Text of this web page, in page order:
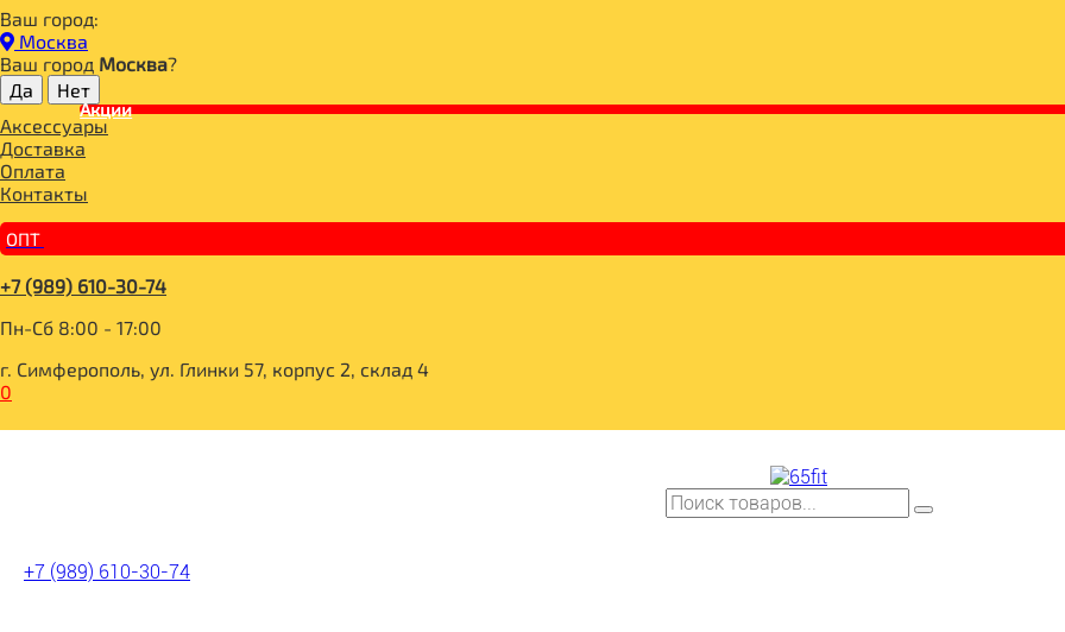
Ваш город:
Москва
Ваш город Москва?
Акции
Аксессуары
Доставка
Оплата
Контакты
ОПТ
+7 (989) 610-30-74
Пн-Сб 8:00 - 17:00
г. Симферополь, ул. Глинки 57, корпус 2, склад 4
0
+7 (989) 610-30-74
Главная
ДЛЯ ЗДОРОВОГО ПИТАНИЯ
СУПЕРФУДЫ
МАСЛА
Масло черного тмина нерафин 250мл (Здоровые вкусы)